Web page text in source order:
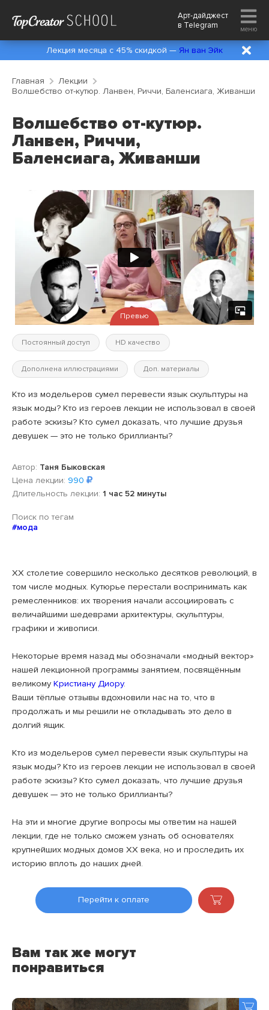
Арт-дайджест
в Telegram меню
Лекция месяца с 45% скидкой — Ян ван Эйк
Главная
Лекции
Волшебство от-кутюр. Ланвен, Риччи, Баленсиага, Живанши
Волшебство от-кутюр.
Ланвен, Риччи,
Баленсиага, Живанши
Превью
Постоянный доступ HD качество
Дополнена иллюстрациями Доп. материалы
Кто из модельеров сумел перевести язык скульптуры на
язык моды? Кто из героев лекции не использовал в своей
работе эскизы? Кто сумел доказать, что лучшие друзья
девушек — это не только бриллианты?
Автор: Таня Быковская
Цена лекции: 990
Длительность лекции: 1 час 52 минуты
Поиск по тегам
#мода
XX столетие совершило несколько десятков революций, в
том числе модных. Кутюрье перестали воспринимать как
ремесленников: их творения начали ассоциировать с
величайшими шедеврами архитектуры, скульптуры,
графики и живописи.
Некоторые время назад мы обозначали «модный вектор»
нашей лекционной программы занятием, посвящённым
великому Кристиану Диору.
Ваши тёплые отзывы вдохновили нас на то, что в
продолжать и мы решили не откладывать это дело в
долгий ящик.
Кто из модельеров сумел перевести язык скульптуры на
язык моды? Кто из героев лекции не использовал в своей
работе эскизы? Кто сумел доказать, что лучшие друзья
девушек — это не только бриллианты?
На эти и многие другие вопросы мы ответим на нашей
лекции, где не только сможем узнать об основателях
крупнейших модных домов XX века, но и проследить их
историю вплоть до наших дней.
Перейти к оплате
Вам так же могут
понравиться